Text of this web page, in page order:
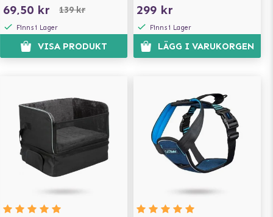
69,50 kr 139 kr
Finns i Lager
VISA PRODUKT
299 kr
Finns i Lager
LÄGG I VARUKORGEN